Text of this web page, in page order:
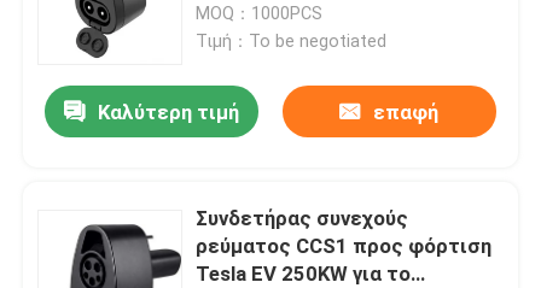
μοντέλο S / X / 3 / Y
MOQ：1000PCS
Τιμή：To be negotiated
Καλύτερη τιμή επαφή
Συνδετήρας συνεχούς
ρεύματος CCS1 προς φόρτιση
Tesla EV 250KW για το